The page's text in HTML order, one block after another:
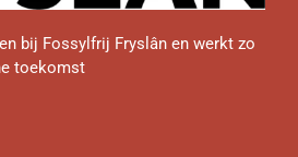
bij Fossylfrij Fryslân en werkt zo
toekomst